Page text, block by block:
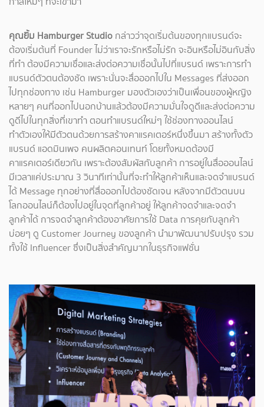
คุณยิ้ม Hamburger Studio กล่าวว่าจุดเริ่มต้นของทุกแบรนด์จะ
ต้องเริ่มต้นที่ Founder ไม่ว่าเราจะรักหรือไม่รัก จะอินหรือไม่อินกับสิ่ง
ที่ทำ ต้องมีความเชื่อและส่งต่อความเชื่อนั้นไปที่แบรนด์ เพราะการทำ
แบรนด์ตัวตนต้องชัด เพราะนั่นจะสื่อออกไปใน Messages ที่ส่งออก
ไปทุกช่องทาง เช่น Hamburger มองตัวเองว่าเป็นเพื่อนของผู้หญิง
หลายๆ คนที่ออกไปนอกบ้านแล้วต้องมีความมั่นใจดูดีและส่งต่อความ
ดูดีไปในทุกสิ่งที่เขาทำ ตอนทำแบรนด์ใหม่ๆ ใช้ช่องทางออนไลน์
ทำตัวเองให้มีตัวตนด้วยการสร้างคาแรคเตอร์หนึ่งขึ้นมา สร้างทั้งตัว
แบรนด์ แอดมินเพจ คนผลิตคอนเทนท์ โดยทั้งหมดต้องมี
คาแรคเตอร์เดียวกัน เพราะต้องสัมผัสกับลูกค้า การอยู่ในสื่อออนไลน์
มีเวลาแค่ประมาณ 3 วินาทีเท่านั้นที่จะทำให้ลูกค้าเห็นและจดจำแบรนด์
ได้ Message ทุกอย่างที่สื่อออกไปต้องชัดเจน หลังจากมีตัวตนบน
โลกออนไลน์ก็ต้องไปอยู่ในจุดที่ลูกค้าอยู่ ให้ลูกค้าจดจำและจดจำ
ลูกค้าได้ การจดจำลูกค้าต้องอาศัยการใช้ Data การคุยกับลูกค้า
บ่อยๆ ดู Customer Journey ของลูกค้า นำมาพัฒนาปรับปรุง รวม
ทั้งใช้ Influencer ซึ่งเป็นสิ่งสำคัญมากในธุรกิจแฟชั่น